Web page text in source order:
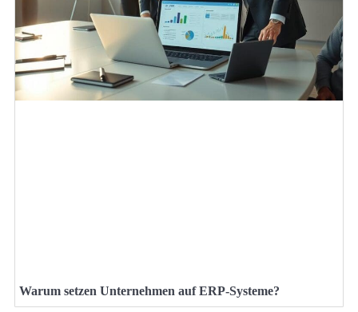
Warum setzen Unternehmen auf ERP-Systeme?